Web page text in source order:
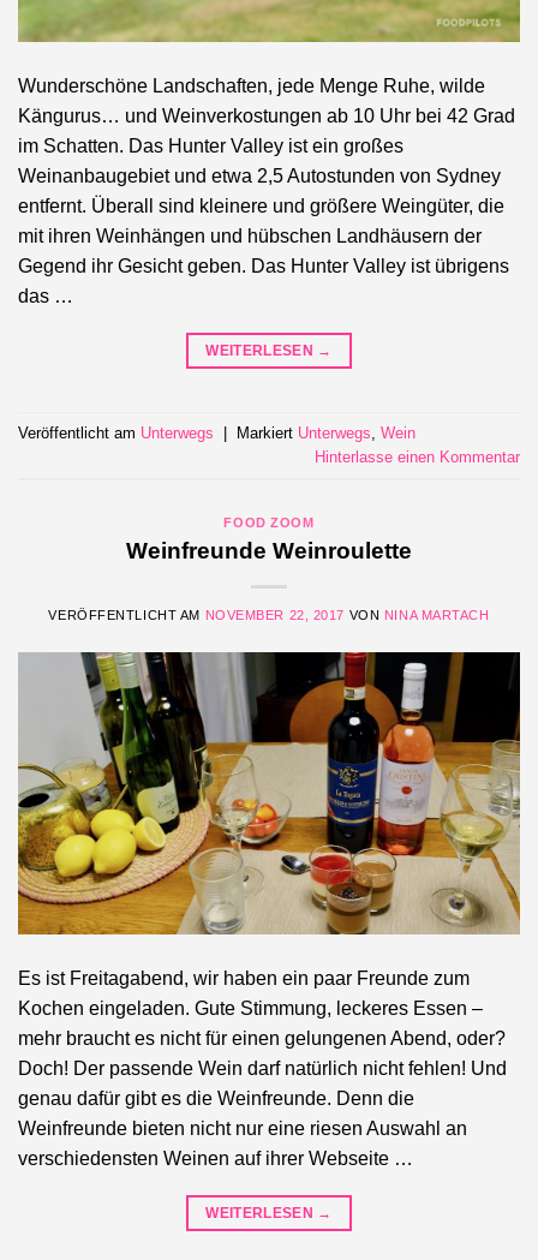
Wunderschöne Landschaften, jede Menge Ruhe, wilde
Kängurus… und Weinverkostungen ab 10 Uhr bei 42 Grad
im Schatten. Das Hunter Valley ist ein großes
Weinanbaugebiet und etwa 2,5 Autostunden von Sydney
entfernt. Überall sind kleinere und größere Weingüter, die
mit ihren Weinhängen und hübschen Landhäusern der
Gegend ihr Gesicht geben. Das Hunter Valley ist übrigens
das …
WEITERLESEN →
Veröffentlicht am Unterwegs Markiert Unterwegs Wein
Hinterlasse einen Kommentar
FOOD ZOOM
Weinfreunde Weinroulette
VERÖFFENTLICHT AM NOVEMBER 22, 2017 VON NINA MARTACH
Es ist Freitagabend, wir haben ein paar Freunde zum
Kochen eingeladen. Gute Stimmung, leckeres Essen –
mehr braucht es nicht für einen gelungenen Abend, oder?
Doch! Der passende Wein darf natürlich nicht fehlen! Und
genau dafür gibt es die Weinfreunde. Denn die
Weinfreunde bieten nicht nur eine riesen Auswahl an
verschiedensten Weinen auf ihrer Webseite …
WEITERLESEN →